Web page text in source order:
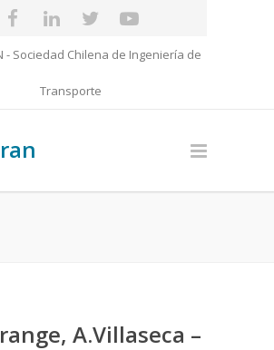
- Sociedad Chilena de Ingeniería de
Transporte
A.Villaseca –